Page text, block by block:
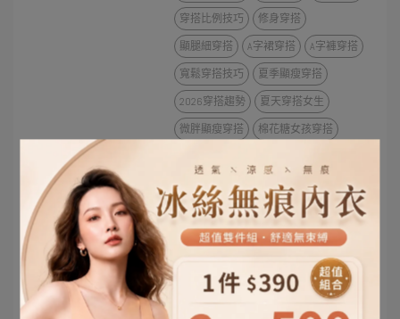
穿搭比例技巧
修身穿搭
顯腿細穿搭
A字裙穿搭
A字褲穿搭
寬鬆穿搭技巧
夏季顯瘦穿搭
2026穿搭趨勢
夏天穿搭女生
微胖顯瘦穿搭
棉花糖女孩穿搭
小腹遮肉穿搭
穿搭顯瘦法
女生穿搭教學
T恤穿搭技巧
T恤顯瘦
T恤穿搭
服飾搭配技巧
下半身顯瘦
腿粗穿搭
穿搭顯高顯瘦